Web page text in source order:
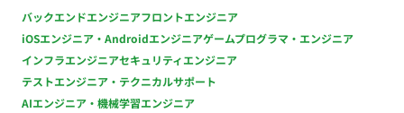
バックエンドエンジニアフロントエンジニア
iOSエンジニア・Androidエンジニアゲームプログラマ・エンジニア
インフラエンジニアセキュリティエンジニア
テストエンジニア・テクニカルサポート
AIエンジニア・機械学習エンジニア